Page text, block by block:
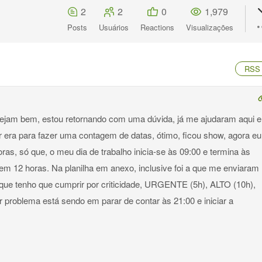
2
Posts
2
Usuários
0
Reactions
1,979
Visualizações
RSS
bem, estou retornando com uma dúvida, já me ajudaram aqui e
para fazer uma contagem de datas, ótimo, ficou show, agora eu
só que, o meu dia de trabalho inicia-se às 09:00 e termina às
12 horas. Na planilha em anexo, inclusive foi a que me enviaram
tenho que cumprir por criticidade, URGENTE (5h), ALTO (10h),
está sendo em parar de contar às 21:00 e iniciar a